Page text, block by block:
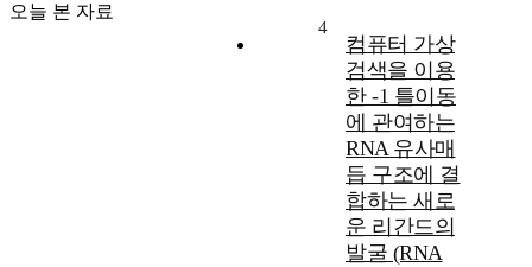
오늘 본 자료
4
컴퓨터 가상
검색을 이용
한 -1 틀이동
에 관여하는
RNA 유사매
듭 구조에 결
합하는 새로
운 리간드의
발굴 (RNA